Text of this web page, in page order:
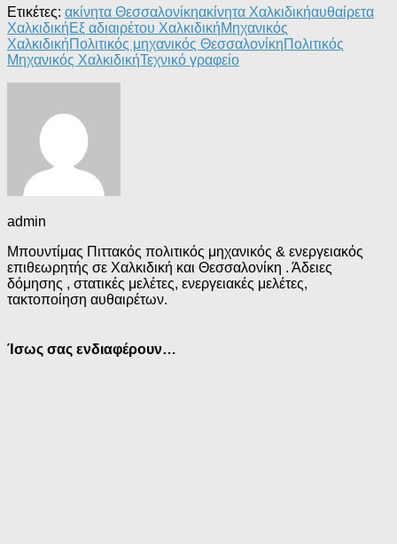
Ετικέτες: ακίνητα Θεσσαλονίκηακίνητα Χαλκιδικήαυθαίρετα
ΧαλκιδικήΕξ αδιαιρέτου ΧαλκιδικήΜηχανικός
ΧαλκιδικήΠολιτικός μηχανικός ΘεσσαλονίκηΠολιτικός
Μηχανικός ΧαλκιδικήΤεχνικό γραφείο
admin
Μπουντίμας Πιττακός πολιτικός μηχανικός & ενεργειακός
επιθεωρητής σε Χαλκιδική και Θεσσαλονίκη . Άδειες
δόμησης , στατικές μελέτες, ενεργειακές μελέτες,
τακτοποίηση αυθαιρέτων.
Ίσως σας ενδιαφέρουν…